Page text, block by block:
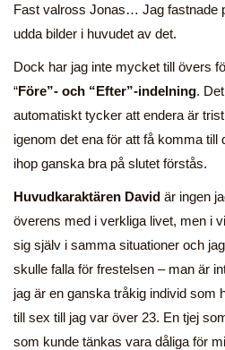
Fast valross Jonas… Jag fastnade
udda bilder i huvudet av det.
Dock har jag inte mycket till övers
“Före”- och “Efter”-indelning.
automatiskt tycker att endera är
igenom det ena för att få komma till
ihop ganska bra på slutet förstås.
Huvudkaraktären David är ingen
överens med i verkliga livet, men i
sig själv i samma situationer och
skulle falla för frestelsen – man är
jag är en ganska tråkig individ som
till sex till jag var över 23. En tjej
som kunde tänkas vara dåliga för